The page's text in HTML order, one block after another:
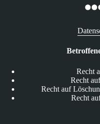
Recht
Recht
Recht auf
Recht